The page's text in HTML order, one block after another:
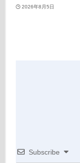
2026年8月5日
Subscribe